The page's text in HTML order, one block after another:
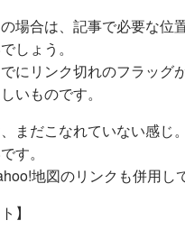
の場合は、記事で必要な
しょう。
にリンク切れのフラッグ
いものです。
まだこなれていない感じ。
す。
地図のリンクも併用し
】